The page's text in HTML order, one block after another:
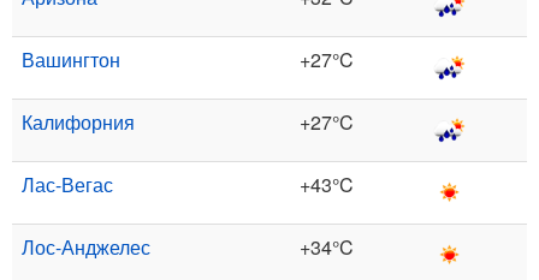
Вашингтон +27°C
Калифорния +27°C
Лас-Вегас +43°C
Лос-Анджелес +34°C